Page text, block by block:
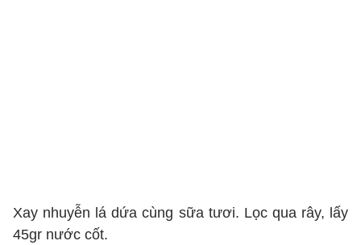
Xay nhuyễn lá dứa cùng sữa tươi. Lọc qua rây, lấy
45gr nước cốt.